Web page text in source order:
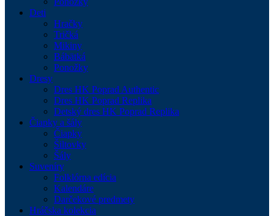
Deti
Hračky
Tričká
Mikiny
Bábätká
Ponožky
Dresy
Dres HK Poprad Authentic
Dres HK Poprad Replika
Detský dres HK Poprad Replika
Čiapky a šály
Čiapky
Šiltovky
Šály
Suveníry
Folklórna edícia
Kalendáre
Darčekové predmety
Hráčska kolekcia